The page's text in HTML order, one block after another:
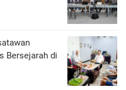
Bersejarah di